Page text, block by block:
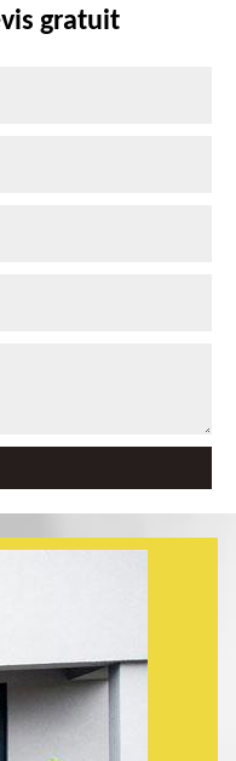
gratuit